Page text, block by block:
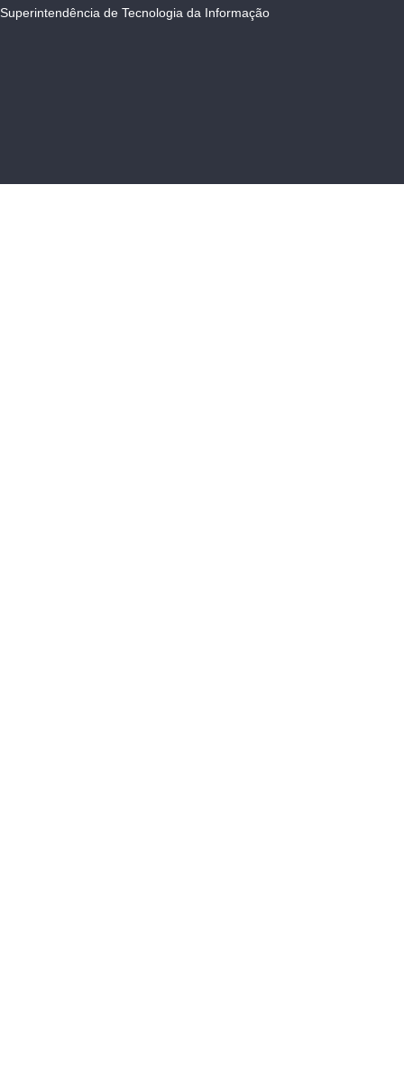
Superintendência de Tecnologia da Informação